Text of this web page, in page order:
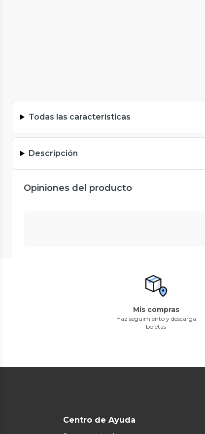
Todas las características
Descripción
Opiniones del producto
Mis compras
Haz seguimiento y descarga
boletas
Centro de Ayuda